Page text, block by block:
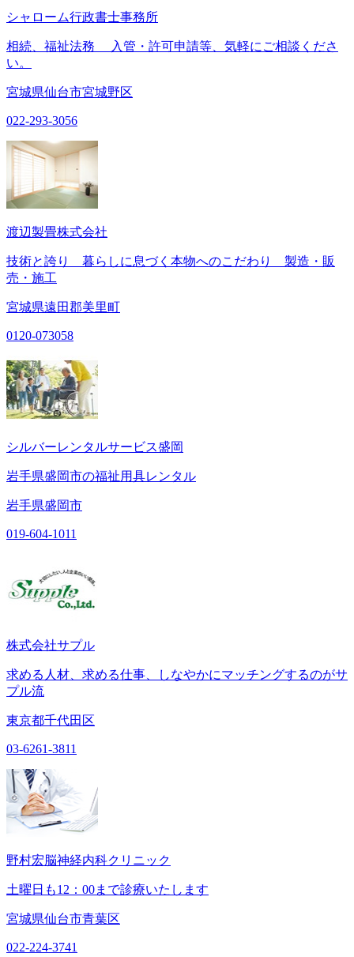
シャローム行政書士事務所
相続、福祉法務 入管・許可申請等、気軽にご相談くださ
い。
宮城県仙台市宮城野区
022-293-3056
渡辺製畳株式会社
技術と誇り 暮らしに息づく本物へのこだわり 製造・販
売・施工
宮城県遠田郡美里町
0120-073058
シルバーレンタルサービス盛岡
岩手県盛岡市の福祉用具レンタル
岩手県盛岡市
019-604-1011
株式会社サプル
求める人材、求める仕事、しなやかにマッチングするのがサ
プル流
東京都千代田区
03-6261-3811
野村宏脳神経内科クリニック
土曜日も12：00まで診療いたします
宮城県仙台市青葉区
022-224-3741